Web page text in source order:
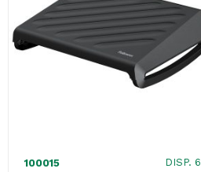
Nero
/Grigio
-
Kensington
100015 DISP. 6